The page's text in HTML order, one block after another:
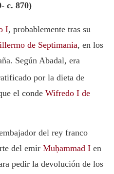
c. 870)
I, probablemente tras su
de Septimania, en los
Según Abadal, era
por la dieta de
el conde Wifredo I de
del rey franco
del emir Muḥammad I en
pedir la devolución de los